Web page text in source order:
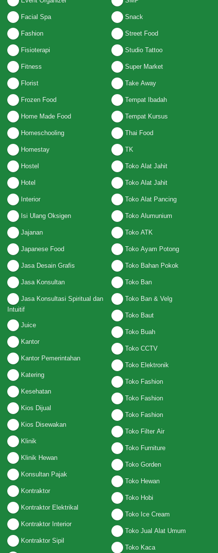
Facial Spa
Fashion
Fisioterapi
Fitness
Florist
Frozen Food
Home Made Food
Homeschooling
Homestay
Hostel
Hotel
Interior
Isi Ulang Oksigen
Jajanan
Japanese Food
Jasa Desain Grafis
Jasa Konsultan
Jasa Konsultasi Spiritual dan
Intuitif
Juice
Kantor
Kantor Pemerintahan
Katering
Kesehatan
Kios Dijual
Kios Disewakan
Klinik
Klinik Hewan
Konsultan Pajak
Kontraktor
Kontraktor Elektrikal
Kontraktor Interior
Kontraktor Sipil
Snack
Street Food
Studio Tattoo
Super Market
Take Away
Tempat Ibadah
Tempat Kursus
Thai Food
TK
Toko Alat Jahit
Toko Alat Jahit
Toko Alat Pancing
Toko Alumunium
Toko ATK
Toko Ayam Potong
Toko Bahan Pokok
Toko Ban
Toko Ban & Velg
Toko Baut
Toko Buah
Toko CCTV
Toko Elektronik
Toko Fashion
Toko Fashion
Toko Fashion
Toko Filter Air
Toko Furniture
Toko Gorden
Toko Hewan
Toko Hobi
Toko Ice Cream
Toko Jual Alat Umum
Toko Kaca